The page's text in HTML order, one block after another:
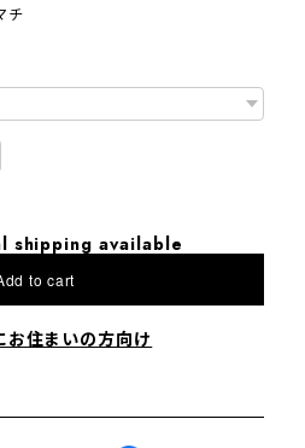
チ
shipping available
to cart
お住まいの方向け